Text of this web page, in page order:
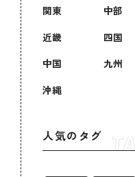
関東
中部
近畿
四国
中国
九州
沖縄
人気のタグ